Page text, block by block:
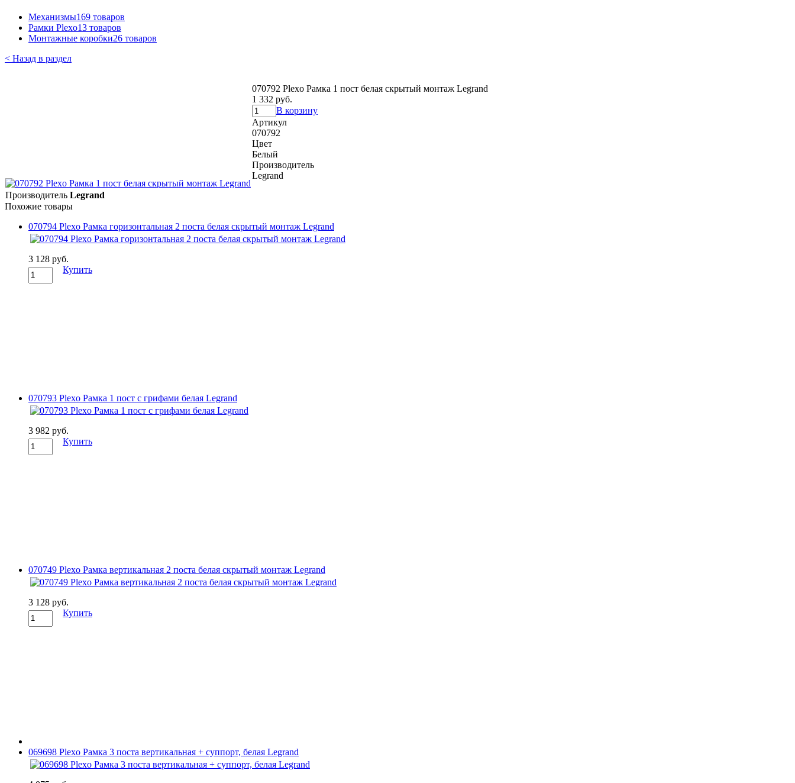
Механизмы169 товаров
Рамки Plexo13 товаров
Монтажные коробки26 товаров
< Назад в раздел
070792 Plexo Рамка 1 пост белая скрытый монтаж Legrand
1 332 руб.
В корзину
Артикул
070792
Цвет
Белый
Производитель
Legrand
Производитель Legrand
Похожие товары
070794 Plexo Рамка горизонтальная 2 поста белая скрытый монтаж Legrand
3 128 руб.
Купить
070793 Plexo Рамка 1 пост с грифами белая Legrand
3 982 руб.
Купить
070749 Plexo Рамка вертикальная 2 поста белая скрытый монтаж Legrand
3 128 руб.
Купить
069698 Plexo Рамка 3 поста вертикальная + суппорт, белая Legrand